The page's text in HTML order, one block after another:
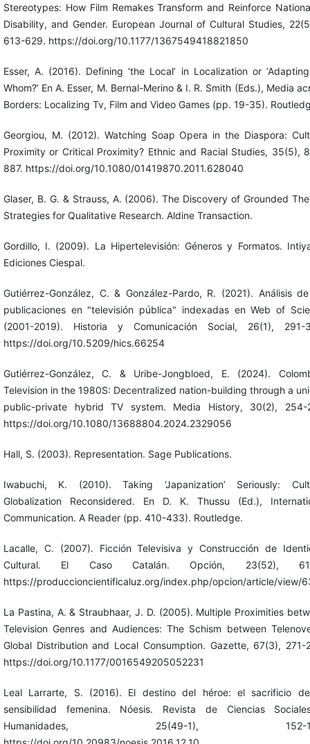
Stereotypes: How Film Remakes Transform and Reinforce
Disability, and Gender. European Journal of Cultural Studies,
613-629. https://doi.org/10.1177/1367549418821850
Esser, A. (2016). Defining ‘the Local’ in Localization or
Whom?’ En A. Esser, M. Bernal-Merino & I. R. Smith (Eds.), Media
Borders: Localizing Tv, Film and Video Games (pp. 19-35).
Georgiou, M. (2012). Watching Soap Opera in the Diaspora:
Proximity or Critical Proximity? Ethnic and Racial Studies, 35(5),
887. https://doi.org/10.1080/01419870.2011.628040
Glaser, B. G. & Strauss, A. (2006). The Discovery of Grounded
Strategies for Qualitative Research. Aldine Transaction.
Gordillo, I. (2009). La Hipertelevisión: Géneros y Formatos.
Ediciones Ciespal.
Gutiérrez-González, C. & González-Pardo, R. (2021). Análisis
publicaciones en "televisión pública" indexadas en Web of
(2001-2019). Historia y Comunicación Social, 26(1), 291-
https://doi.org/10.5209/hics.66254
Gutiérrez-González, C. & Uribe-Jongbloed, E. (2024).
Television in the 1980S: Decentralized nation-building through a
public-private hybrid TV system. Media History, 30(2), 254-
https://doi.org/10.1080/13688804.2024.2329056
Hall, S. (2003). Representation. Sage Publications.
Iwabuchi, K. (2010). Taking ‘Japanization’ Seriously:
Globalization Reconsidered. En D. K. Thussu (Ed.),
Communication. A Reader (pp. 410-433). Routledge.
Lacalle, C. (2007). Ficción Televisiva y Construcción de
Cultural. El Caso Catalán. Opción, 23(52), 61-
https://produccioncientificaluz.org/index.php/opcion/article/view/
La Pastina, A. & Straubhaar, J. D. (2005). Multiple Proximities
Television Genres and Audiences: The Schism between
Global Distribution and Local Consumption. Gazette, 67(3), 271-
https://doi.org/10.1177/0016549205052231
Leal Larrarte, S. (2016). El destino del héroe: el sacrificio
sensibilidad femenina. Nóesis. Revista de Ciencias
Humanidades, 25(49-1), 152-